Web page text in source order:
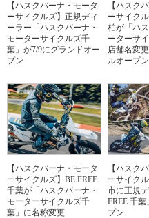
【ハスクバーナ・モータ
ーサイクルズ】正規ディ
ーラー「ハスクバーナ・
モーターサイクルズ千
葉」が7/9にグランドオー
プン
【ハスク
ーサイク
柏が「ハ
ーターサ
店舗名変
ルオープン
【ハスクバーナ・モータ
ーサイクルズ】BE FREE
千葉が「ハスクバーナ・
モーターサイクルズ千
葉」に名称変更
【ハスク
ーサイク
市に正規
FREE 千
プン